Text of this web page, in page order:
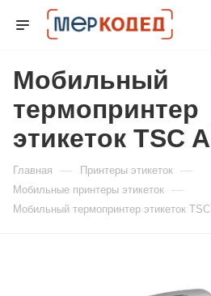
Мобильный
термопринтер
этикеток TSC
Главная — Принтеры этикеток —
Мобильные принтеры этикеток —
Мобильный термопринтер этикеток